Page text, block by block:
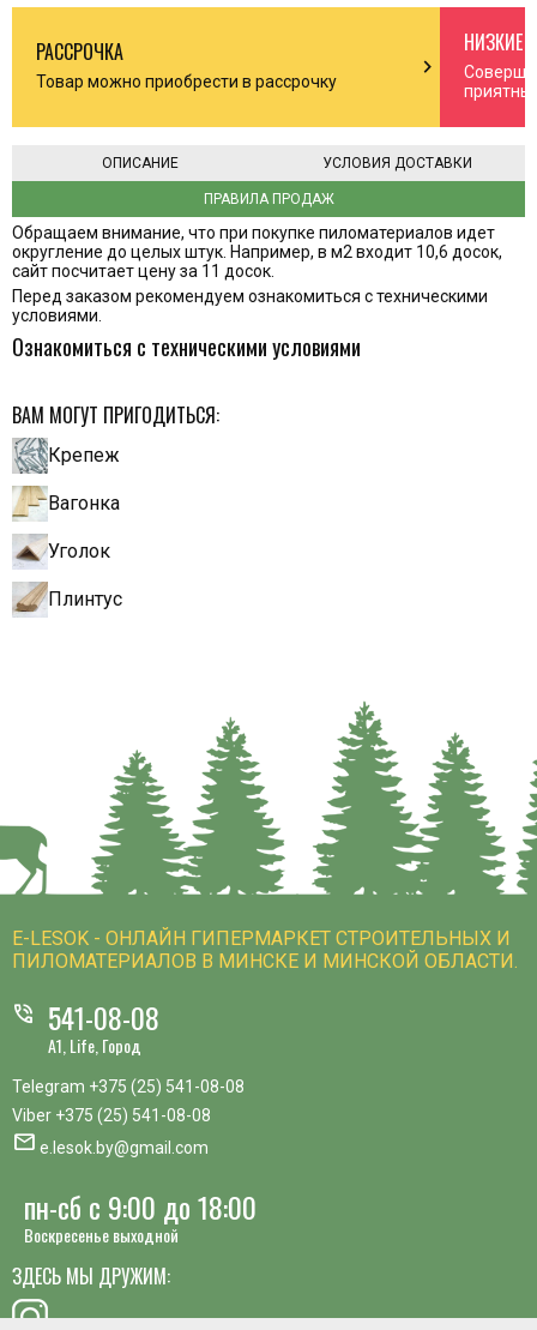
РАССРОЧКА
Товар можно приобрести в рассрочку chevron_right
НИЗКИЕ
ПРАВИЛА ПРОДАЖ
ОПИСАНИЕ УСЛОВИЯ ДОСТАВКИ
Обращаем внимание, что при покупке пиломатериалов идет
округление до целых штук. Например, в м2 входит 10,6 досок,
сайт посчитает цену за 11 досок.
Перед заказом рекомендуем ознакомиться с техническими
условиями.
Ознакомиться с техническими условиями
ВАМ МОГУТ ПРИГОДИТЬСЯ:
Крепеж
Вагонка
Уголок
Плинтус
E-LESOK - ОНЛАЙН ГИПЕРМАРКЕТ СТРОИТЕЛЬНЫХ И
ПИЛОМАТЕРИАЛОВ В МИНСКЕ И МИНСКОЙ ОБЛАСТИ.
phone_in_talk 541-08-08
A1, Life, Город
Telegram +375 (25) 541-08-08
Viber +375 (25) 541-08-08
mail e.lesok.by@gmail.com
пн-сб с 9:00 до 18:00
Воскресенье выходной
ЗДЕСЬ МЫ ДРУЖИМ: